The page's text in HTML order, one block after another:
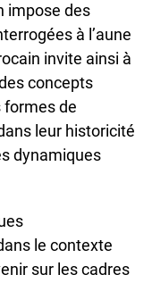
impose des
à l’aune
invite ainsi à
concepts
formes de
leur historicité
dynamiques
le contexte
sur les cadres